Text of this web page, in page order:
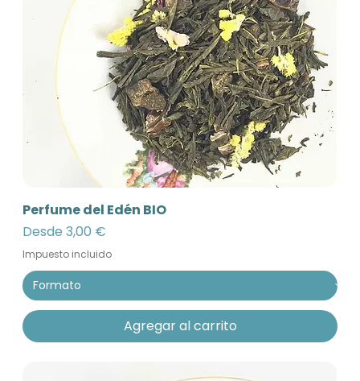
Perfume del Edén BIO
Desde3,00 €
Precio de oferta
Impuesto incluido
Agregar al carrito